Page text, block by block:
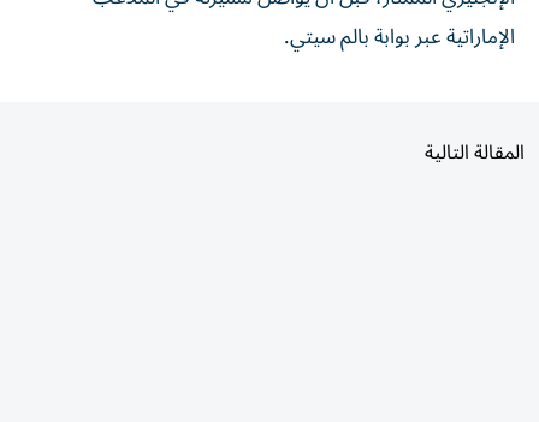
الإماراتية عبر بوابة بالم سيتي.
المقالة التالية